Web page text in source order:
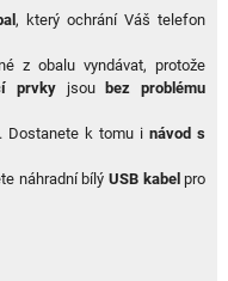
, který ochrání Váš telefon
z obalu vyndávat, protože
prvkyjsou
bez problému
Dostanete k tomu inávod s
náhradní bílýUSB kabel pro